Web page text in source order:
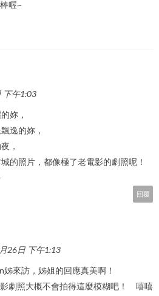
喔~
下午1:03
妳，
逸的妳，
，
的照片，都像極了老電影的劇照呢！
回覆
26日 下午1:13
姊來訪，姊姐的回應真美啊！
劇照大概不會拍得這麼模糊吧！ 嘻嘻